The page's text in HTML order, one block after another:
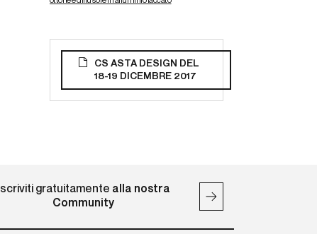
CS ASTA DESIGN DEL
18-19 DICEMBRE 2017
Iscriviti gratuitamente alla nostra
Community